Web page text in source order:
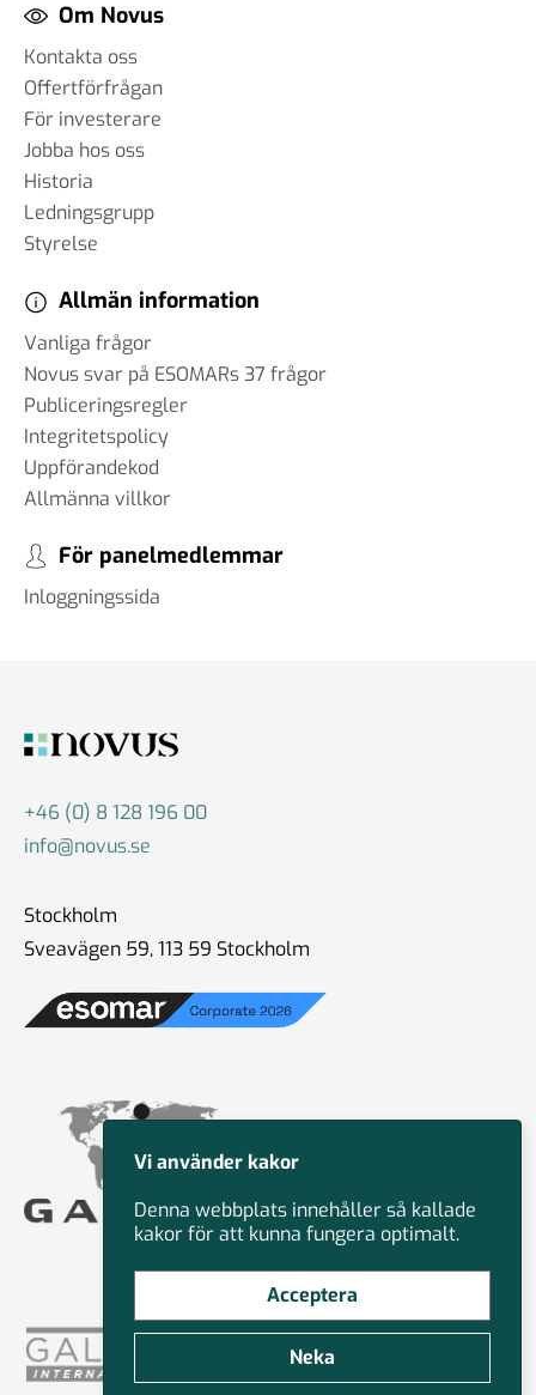
Om Novus
Kontakta oss
Offertförfrågan
För investerare
Jobba hos oss
Historia
Ledningsgrupp
Styrelse
Allmän information
Vanliga frågor
Novus svar på ESOMARs 37 frågor
Publiceringsregler
Integritetspolicy
Uppförandekod
Allmänna villkor
För panelmedlemmar
Inloggningssida
+46 (0) 8 128 196 00
info@novus.se
Stockholm
Sveavägen 59, 113 59 Stockholm
Vi använder kakor
Denna webbplats innehåller så kallade
kakor för att kunna fungera optimalt.
Acceptera
Neka